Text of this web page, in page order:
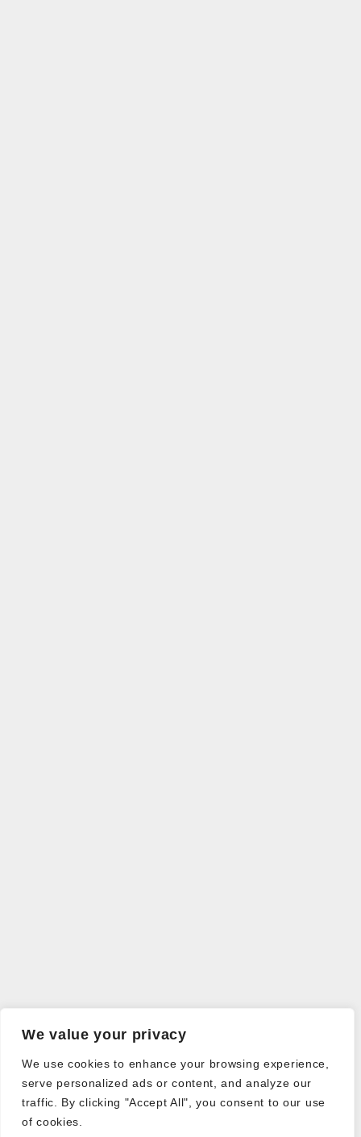
We value your privacy
We use cookies to enhance your browsing experience,
serve personalized ads or content, and analyze our
traffic. By clicking "Accept All", you consent to our use
of cookies.